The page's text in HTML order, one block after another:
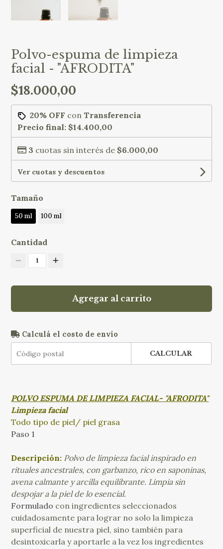
Polvo-espuma de limpieza
facial - "AFRODITA"
$18.000,00
20% OFF con Transferencia
Precio final: $14.400,00
3 cuotas sin interés de $6.000,00
Ver cuotas y descuentos
Tamaño
50 ml 100 ml
Cantidad
1
Agregar al carrito
Calculá el costo de envío
CALCULAR
POLVO ESPUMA DE LIMPIEZA FACIAL- "AFRODITA"
Limpieza facial
Todo tipo de piel/ piel grasa
Paso 1
Descripción: Polvo de limpieza facial inspirado en
rituales ancestrales, con garbanzo, rico en saponinas,
avena calmante y arcilla equilibrante. Limpia sin
despojar a la piel de lo esencial.
Formulado con ingredientes seleccionados
cuidadosamente para lograr no solo la limpieza
superficial de nuestra piel, sino también para
desintoxicarla y aportarle a la vez los ingredientes